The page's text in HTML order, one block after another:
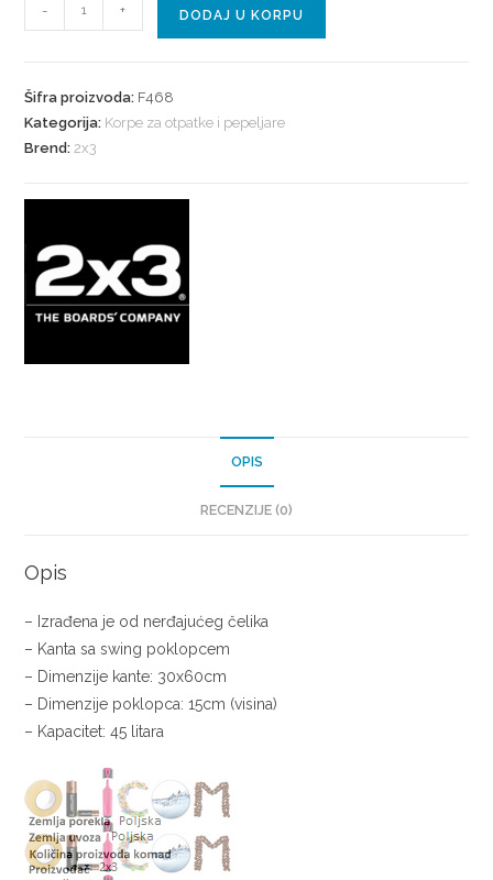
- + DODAJ U KORPU
Šifra proizvoda: F468
Kategorija: Korpe za otpatke i pepeljare
Brend: 2x3
OPIS
RECENZIJE (0)
Opis
– Izrađena je od nerđajućeg čelika
– Kanta sa swing poklopcem
– Dimenzije kante: 30x60cm
– Dimenzije poklopca: 15cm (visina)
– Kapacitet: 45 litara